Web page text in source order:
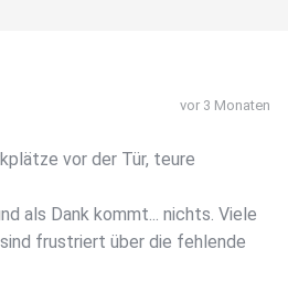
vor 3 Monaten
vor der Tür, teure
als Dank kommt... nichts. Viele
frustriert über die fehlende